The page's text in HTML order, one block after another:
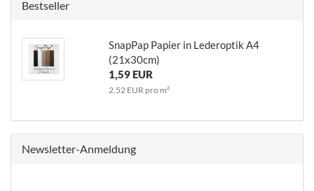
Bestseller
SnapPap Papier in Lederoptik A4
(21x30cm)
1,59 EUR
2,52 EUR pro m²
Newsletter-Anmeldung